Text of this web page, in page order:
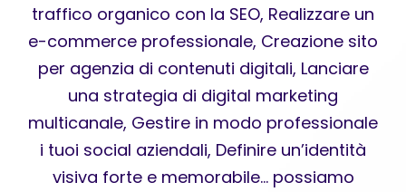
traffico organico con la SEO, Realizzare un
e-commerce professionale, Creazione sito
per agenzia di contenuti digitali, Lanciare
una strategia di digital marketing
multicanale, Gestire in modo professionale
i tuoi social aziendali, Definire un’identità
visiva forte e memorabile… possiamo